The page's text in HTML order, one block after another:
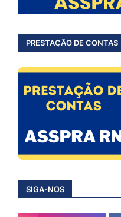
PRESTAÇÃO DE CONTAS
SIGA-NOS